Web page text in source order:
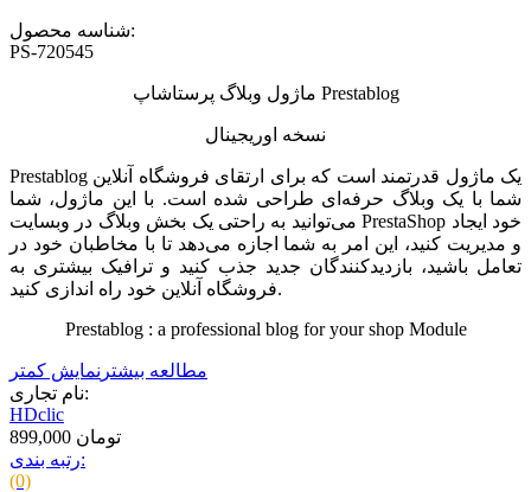
شناسه محصول:
PS-720545
ماژول وبلاگ پرستاشاپ Prestablog
نسخه اوریجینال
Prestablog یک ماژول قدرتمند است که برای ارتقای فروشگاه آنلاین
شما با یک وبلاگ حرفه‌ای طراحی شده است. با این ماژول، شما
می‌توانید به راحتی یک بخش وبلاگ در وبسایت PrestaShop خود ایجاد
و مدیریت کنید، این امر به شما اجازه می‌دهد تا با مخاطبان خود در
تعامل باشید، بازدیدکنندگان جدید جذب کنید و ترافیک بیشتری به
فروشگاه آنلاین خود راه اندازی کنید.
Prestablog : a professional blog for your shop Module
مطالعه بیشتر نمایش کمتر
نام تجاری:
HDclic
899,000 تومان
رتبه بندی:
(0)